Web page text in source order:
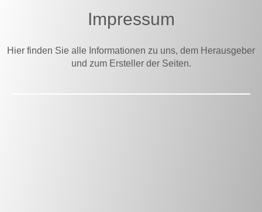
Impressum
Hier finden Sie alle Informationen zu uns, dem Herausgeber
und zum Ersteller der Seiten.